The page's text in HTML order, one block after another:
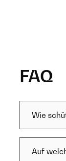
FAQ
Wie
Auf